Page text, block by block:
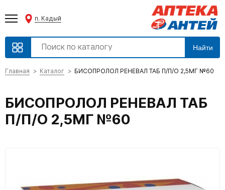
п. Кадый
Найти
Главная Каталог БИСОПРОЛОЛ РЕНЕВАЛ ТАБ П/П/О 2,5МГ №60
БИСОПРОЛОЛ РЕНЕВАЛ ТАБ
П/П/О 2,5МГ №60